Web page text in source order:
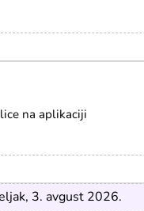
na aplikaciji
3. avgust 2026.